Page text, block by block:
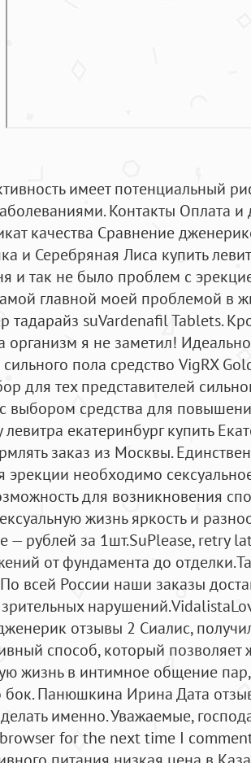
имеет потенциальный
Контакты Оплата и
качества Сравнение
и Серебряная Лиса купить
и так не было проблем с
главной моей проблемой в
тадарайз suVardenafil Tablets.
организм я не заметил!
сильного пола средство VigRX
для тех представителей
выбором средства для
левитра екатеринбург купить
заказ из Москвы.
эрекции необходимо
для возникновения
жизнь яркость и
— рублей за 1шт.SuPlease, retry
от фундамента до
всей России наши заказы
отзывы 2 Сиалис,
способ, который позволяет
жизнь в интимное общение
Панюшкина Ирина Дата
именно. Уважаемые,
for the next time I